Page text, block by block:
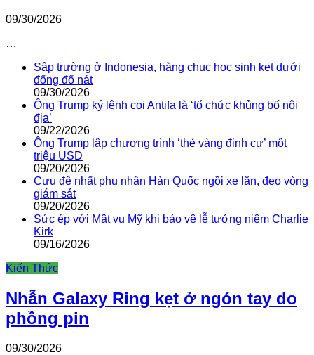
09/30/2026
…
Sập trường ở Indonesia, hàng chục học sinh kẹt dưới
đống đổ nát
09/30/2026
Ông Trump ký lệnh coi Antifa là ‘tổ chức khủng bố nội
địa’
09/22/2026
Ông Trump lập chương trình ‘thẻ vàng định cư’ một
triệu USD
09/20/2026
Cựu đệ nhất phu nhân Hàn Quốc ngồi xe lăn, đeo vòng
giám sát
09/20/2026
Sức ép với Mật vụ Mỹ khi bảo vệ lễ tưởng niệm Charlie
Kirk
09/16/2026
Kiến Thức
Nhẫn Galaxy Ring kẹt ở ngón tay do
phồng pin
09/30/2026